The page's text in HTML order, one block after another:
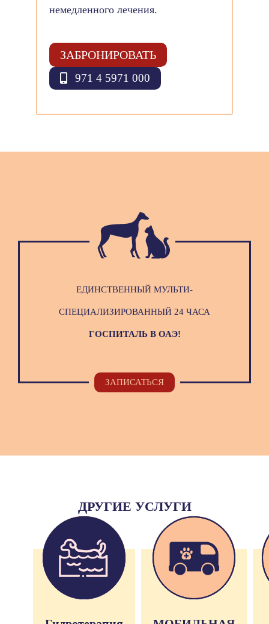
немедленного лечения.
ЗАБРОНИРОВАТЬ
971 4 5971 000
ЕДИНСТВЕННЫЙ МУЛЬТИ-
СПЕЦИАЛИЗИРОВАННЫЙ 24 ЧАСА
ГОСПИТАЛЬ В ОАЭ!
ЗАПИСАТЬСЯ
ДРУГИЕ УСЛУГИ